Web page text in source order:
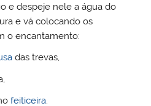
e despeje nele a água do
e vá colocando os
o encantamento:
das trevas,
feiticeira.